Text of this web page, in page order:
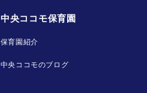
中央ココモ保育園
保育園紹介
中央ココモのブログ